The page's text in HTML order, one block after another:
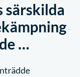
särskilda
…